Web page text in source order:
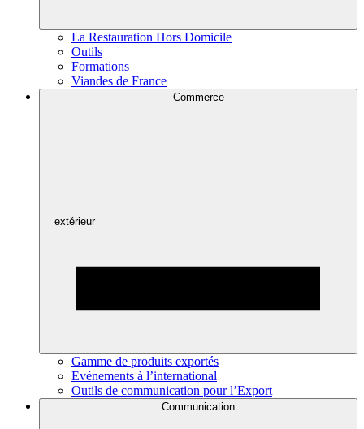
La Restauration Hors Domicile
Outils
Formations
Viandes de France
Commerce
extérieur
Gamme de produits exportés
Evénements à l’international
Outils de communication pour l’Export
Communication